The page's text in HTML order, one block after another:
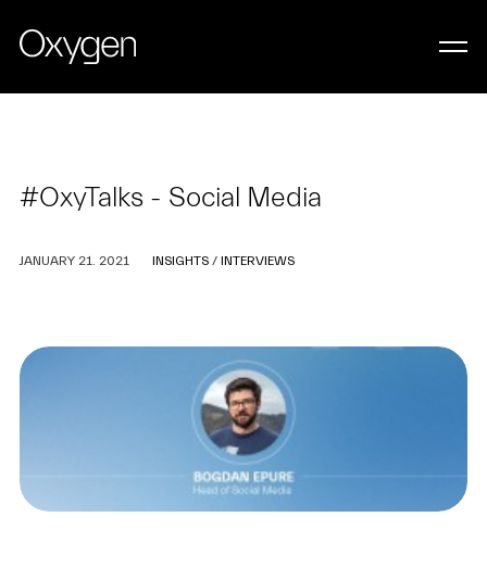
#OxyTalks - Social Media
JANUARY 21. 2021 INSIGHTS / INTERVIEWS